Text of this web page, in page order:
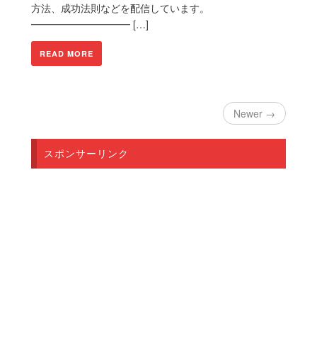
方法、成功法則などを配信しています。
━━━━━━━━━━ […]
READ MORE
Newer →
スポンサーリンク